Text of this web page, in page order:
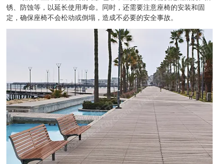
锈、防蚀等，以延长使用寿命。同时，还需要注意座椅的安装和固
定，确保座椅不会松动或倒塌，造成不必要的安全事故。